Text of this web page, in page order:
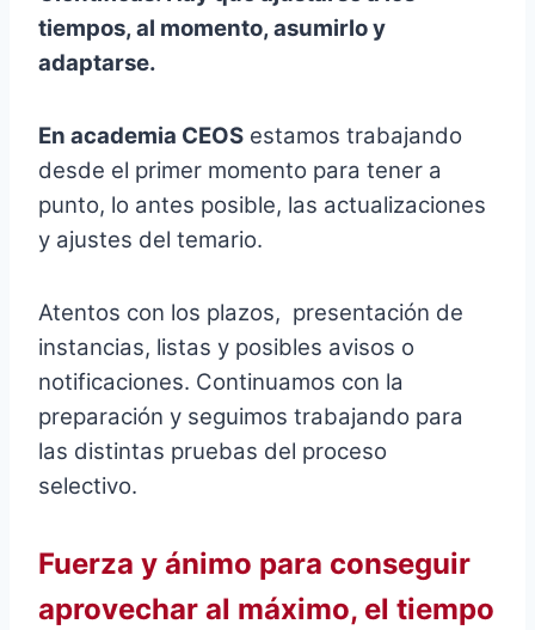
tiempos, al momento, asumirlo y
adaptarse.
En academia CEOS estamos trabajando
desde el primer momento para tener a
punto, lo antes posible, las actualizaciones
y ajustes del temario.
Atentos con los plazos, presentación de
instancias, listas y posibles avisos o
notificaciones. Continuamos con la
preparación y seguimos trabajando para
las distintas pruebas del proceso
selectivo.
Fuerza y ánimo para conseguir
aprovechar al máximo, el tiempo